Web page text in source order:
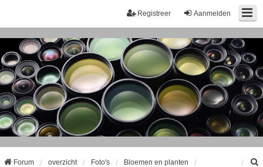
Aanmelden
Registreer
Forum overzicht Foto's Bloemen en planten